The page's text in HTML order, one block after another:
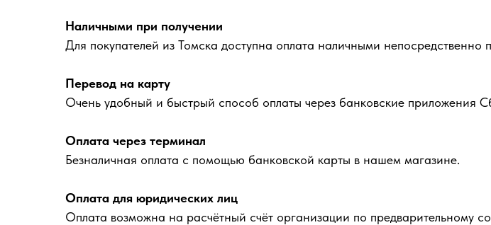
Наличными при получении
Для покупателей из Томска доступна оплата наличными непосредственно
Перевод на карту
Очень удобный и быстрый способ оплаты через банковские приложения
Оплата через терминал
Безналичная оплата с помощью банковской карты в нашем магазине.
Оплата для юридических лиц
Оплата возможна на расчётный счёт организации по предварительному